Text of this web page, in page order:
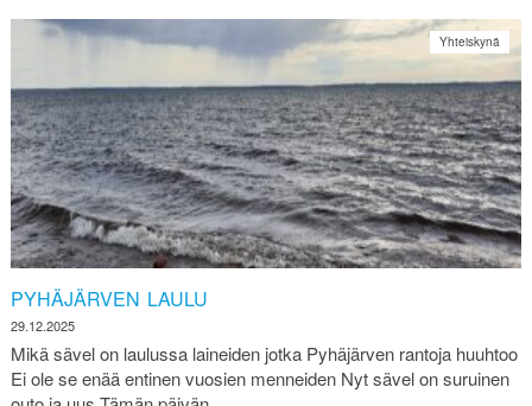
PYHÄJÄRVEN LAULU
29.12.2025
Yhteiskynä
Mikä sävel on laulussa laineiden jotka Pyhäjärven rantoja huuhtoo
Ei ole se enää entinen vuosien menneiden Nyt sävel on suruinen